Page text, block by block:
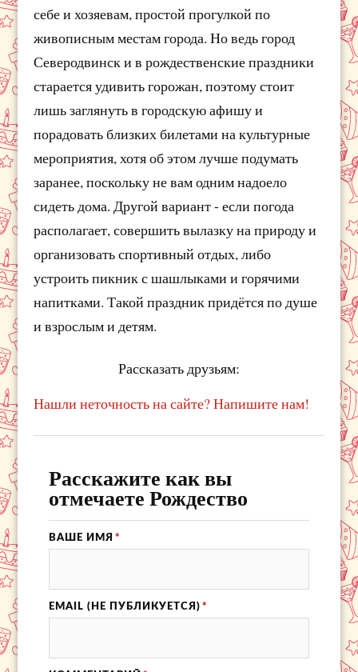
себе и хозяевам, простой прогулкой по
живописным местам города. Но ведь город
Северодвинск и в рождественские праздники
старается удивить горожан, поэтому стоит
лишь заглянуть в городскую афишу и
порадовать близких билетами на культурные
мероприятия, хотя об этом лучше подумать
заранее, поскольку не вам одним надоело
сидеть дома. Другой вариант - если погода
располагает, совершить вылазку на природу и
организовать спортивный отдых, либо
устроить пикник с шашлыками и горячими
напитками. Такой праздник придётся по душе
и взрослым и детям.
Рассказать друзьям:
Нашли неточность на сайте? Напишите нам!
Расскажите как вы
отмечаете Рождество
ВАШЕ ИМЯ *
EMAIL (НЕ ПУБЛИКУЕТСЯ) *